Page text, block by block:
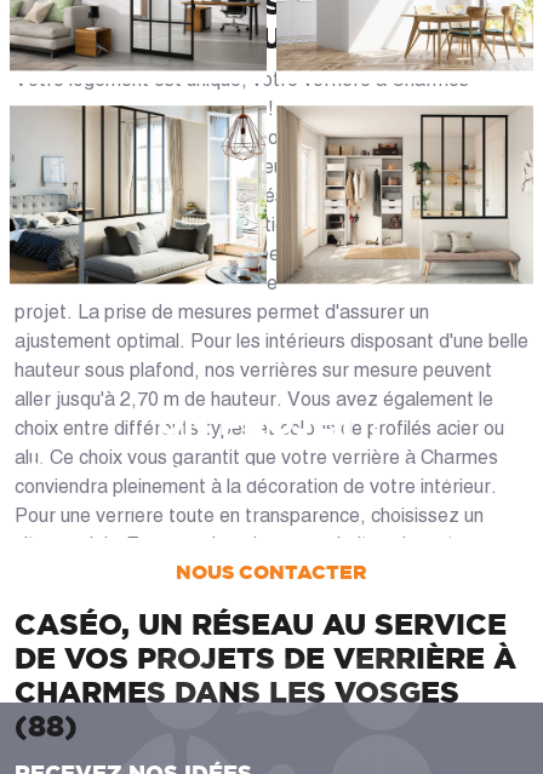
ADAPTÉES À TOUS VOS BESOINS
Votre logement est unique, votre verrière à Charmes
(88130) doit l'être également ! Chez Caséo, nous
proposons des verrières personnalisées pour que tous les
Carpiniens trouvent celle qui leur correspond. Nous vous
proposons plusieurs possibilités de personnalisation
adaptées à chaque configuration de verrière (fixe,
coulissante, entièrement vitrée ou non...). Les dimensions
de votre verrière seront, évidemment, adaptées à votre
projet. La prise de mesures permet d'assurer un
ajustement optimal. Pour les intérieurs disposant d'une belle
hauteur sous plafond, nos verrières sur mesure peuvent
aller jusqu'à 2,70 m de hauteur. Vous avez également le
choix entre différents types et coloris de profilés acier ou
alu. Ce choix vous garantit que votre verrière à Charmes
conviendra pleinement à la décoration de votre intérieur.
Pour une verrière toute en transparence, choisissez un
vitrage clair. En revanche, si vous souhaitez davantage
d'intimité, préférez un vitrage dépoli, blanc ou fumé.
CASÉO, UN RÉSEAU AU SERVICE
DE VOS PROJETS DE VERRIÈRE À
CHARMES DANS LES VOSGES
(88)
Si vous recherchez des finitions de qualité, l'installation
UN PROJET ?
Nous vous accompagnons dans votre projet
de la conception jusqu’à la pose !
NOUS CONTACTER